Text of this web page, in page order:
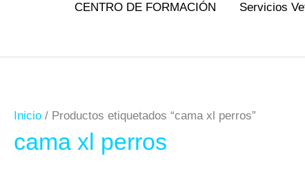
CENTRO DE FORMACIÓN Servicios
Inicio / Productos etiquetados “cama xl perros”
cama xl perros